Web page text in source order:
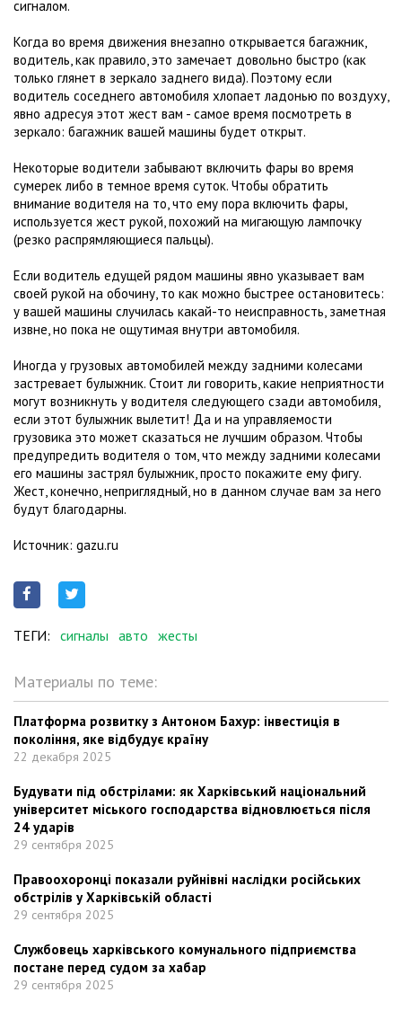
сигналом.
Когда во время движения внезапно открывается багажник,
водитель, как правило, это замечает довольно быстро (как
только глянет в зеркало заднего вида). Поэтому если
водитель соседнего автомобиля хлопает ладонью по воздуху,
явно адресуя этот жест вам - самое время посмотреть в
зеркало: багажник вашей машины будет открыт.
Некоторые водители забывают включить фары во время
сумерек либо в темное время суток. Чтобы обратить
внимание водителя на то, что ему пора включить фары,
используется жест рукой, похожий на мигающую лампочку
(резко распрямляющиеся пальцы).
Если водитель едущей рядом машины явно указывает вам
своей рукой на обочину, то как можно быстрее остановитесь:
у вашей машины случилась какай-то неисправность, заметная
извне, но пока не ощутимая внутри автомобиля.
Иногда у грузовых автомобилей между задними колесами
застревает булыжник. Стоит ли говорить, какие неприятности
могут возникнуть у водителя следующего сзади автомобиля,
если этот булыжник вылетит! Да и на управляемости
грузовика это может сказаться не лучшим образом. Чтобы
предупредить водителя о том, что между задними колесами
его машины застрял булыжник, просто покажите ему фигу.
Жест, конечно, неприглядный, но в данном случае вам за него
будут благодарны.
Источник: gazu.ru
ТЕГИ: сигналы авто жесты
Материалы по теме:
Платформа розвитку з Антоном Бахур: інвестиція в
покоління, яке відбудує країну
22 декабря 2025
Будувати під обстрілами: як Харківський національний
університет міського господарства відновлюється після
24 ударів
29 сентября 2025
Правоохоронці показали руйнівні наслідки російських
обстрілів у Харківській області
29 сентября 2025
Службовець харківського комунального підприємства
постане перед судом за хабар
29 сентября 2025